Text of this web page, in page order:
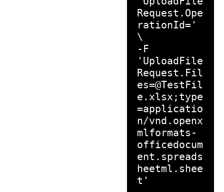
Request.Ope
rationId='
\
-F
'UploadFile
Request.Fil
es=@TestFil
e.xlsx;type
=applicatio
n/vnd.openx
mlformats-
officedocum
ent.spreads
heetml.shee